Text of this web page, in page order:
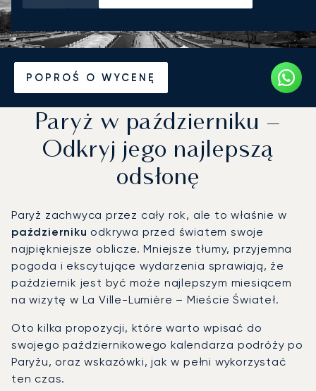
POPROŚ O WYCENĘ
Paryż w październiku –
Odkryj jego najlepszą
odsłonę
Paryż zachwyca przez cały rok, ale to właśnie w
październiku odkrywa przed światem swoje
najpiękniejsze oblicze. Mniejsze tłumy, przyjemna
pogoda i ekscytujące wydarzenia sprawiają, że
październik jest być może najlepszym miesiącem
na wizytę w La Ville-Lumière – Mieście Świateł.
Oto kilka propozycji, które warto wpisać do
swojego październikowego kalendarza podróży po
Paryżu, oraz wskazówki, jak w pełni wykorzystać
ten czas.